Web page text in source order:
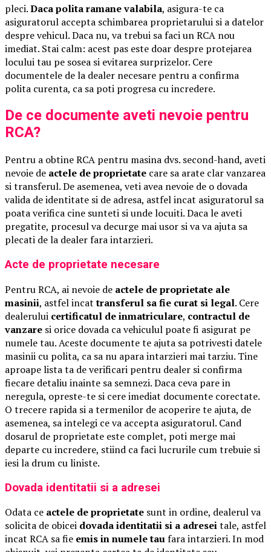
pleci.Daca polita ramane valabila, asigura-te ca
asiguratorul accepta schimbarea proprietarului si a datelor
despre vehicul. Daca nu, va trebui sa faci un RCA nou
imediat. Stai calm: acest pas este doar despre protejarea
locului tau pe sosea si evitarea surprizelor. Cere
documentele de la dealer necesare pentru a confirma
polita curenta, ca sa poti progresa cu incredere.
De ce documente aveti nevoie pentru
RCA?
Pentru a obtine RCA pentru masina dvs. second-hand, aveti
nevoie de actele de proprietate care sa arate clar vanzarea
si transferul. De asemenea, veti avea nevoie de o dovada
valida de identitate si de adresa, astfel incat asiguratorul sa
poata verifica cine sunteti si unde locuiti. Daca le aveti
pregatite, procesul va decurge mai usor si va va ajuta sa
plecati de la dealer fara intarzieri.
Acte de proprietate necesare
Pentru RCA, ai nevoie de actele de proprietate ale
masinii, astfel incattransferul sa fie curat si legal. Cere
dealerului certificatul de inmatriculare, contractul de
vanzare si orice dovada ca vehiculul poate fi asigurat pe
numele tau. Aceste documente te ajuta sa potrivesti datele
masinii cu polita, ca sa nu apara intarzieri mai tarziu. Tine
aproape lista ta de verificari pentru dealer si confirma
fiecare detaliu inainte sa semnezi. Daca ceva pare in
neregula, opreste-te si cere imediat documente corectate.
O trecere rapida si a termenilor de acoperire te ajuta, de
asemenea, sa intelegi ce va accepta asiguratorul. Cand
dosarul de proprietate este complet, poti merge mai
departe cu incredere, stiind ca faci lucrurile cum trebuie si
iesi la drum cu liniste.
Dovada identitatii si a adresei
Odata ce actele de proprietate sunt in ordine, dealerul va
solicita de obicei dovada identitatii si a adreseitale, astfel
incat RCA sa fie emis in numele taufara intarzieri. In mod